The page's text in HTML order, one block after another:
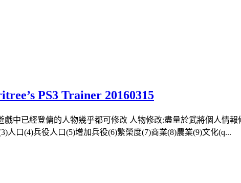
PS3 Trainer 20160315
戲中已經登傭的人物幾乎都可修改 人物修改:盡量於武將個人情
人口(4)兵役人口(5)增加兵役(6)繁榮度(7)商業(8)農業(9)文化(q...